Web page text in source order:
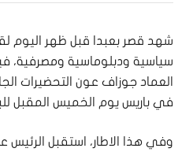
شهد قصر بعبدا قبل ظهر اليوم
سياسية ودبلوماسية ومصرفية،
العماد جوزاف عون التحضيرات
في باريس يوم الخميس المقبل
وفي هذا الاطار، استقبل الرئيس